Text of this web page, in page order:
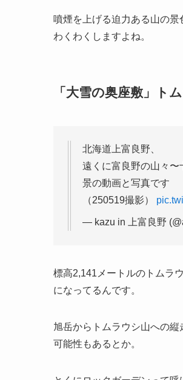
噴煙を上げる迫力ある山の
わくわくしますよね。
「大雪の奥座敷」ト
北海道上富良野、
遠くに富良野の山々
景の動画と写真です
（250519撮影）
— kazu in 上富良野
標高2,141メートルのトムラ
になってるんです。
旭岳からトムラウシ山への
可能性もあるとか。